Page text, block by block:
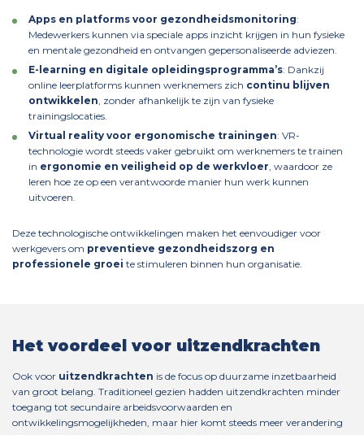
Apps en platforms voor gezondheidsmonitoring:
Medewerkers kunnen via speciale apps inzicht krijgen in hun fysieke
en mentale gezondheid en ontvangen gepersonaliseerde adviezen.
E-learning en digitale opleidingsprogramma’s: Dankzij
online leerplatforms kunnen werknemers zich continu blijven
ontwikkelen , zonder afhankelijk te zijn van fysieke
trainingslocaties.
Virtual reality voor ergonomische trainingen: VR-
technologie wordt steeds vaker gebruikt om werknemers te trainen
in ergonomie en veiligheid op de werkvloer , waardoor ze
leren hoe ze op een verantwoorde manier hun werk kunnen
uitvoeren.
Deze technologische ontwikkelingen maken het eenvoudiger voor
werkgevers om preventieve gezondheidszorg en
professionele groei te stimuleren binnen hun organisatie.
Het voordeel voor uitzendkrachten
Ook voor uitzendkrachten is de focus op duurzame inzetbaarheid
van groot belang. Traditioneel gezien hadden uitzendkrachten minder
toegang tot secundaire arbeidsvoorwaarden en
ontwikkelingsmogelijkheden, maar hier komt steeds meer verandering